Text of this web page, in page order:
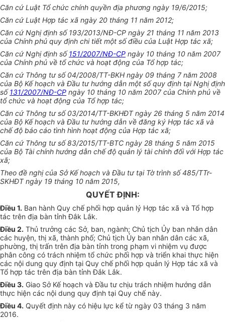
Căn cứ Luật Tổ chức chính quyền địa phương ngày 19/6/2015;
Căn cứLuật Hợp tác xã ngày 20 tháng 11 năm 2012;
Căn cứ Nghị định số193/2013/NĐ-CP ngày 21 tháng 11 năm 2013
của Chính phủ quy định chi tiết một số điều của L uật Hợp tác xã;
Căn cứNghị định số151/2007/NĐ-CP ngày 10 tháng 10 năm 2007
của Chính phủ về tổchức và hoạt động của Tổhợp tác;
Căn cứThông tư số 04/2008/TT-BKH ngày 09 tháng 7 năm 2008
của Bộ Kếhoạch và Đầu tư hướng dẫn một số quy định tại Nghịđịnh
số131/2007/NĐ-CP ngày 10 tháng 10 năm 2007 của Chính phủ về
tổchức và hoạt động của Tổ hợp tác;
Căn cứThông tư số03/2014/TT-BKHĐT ngày 26 tháng 5 năm 2014
của Bộ Kếhoạch và Đầu tư hướng dẫn về đăng ký Hợp tác xã và
chếđộ báo cáo tình hình hoạt động của Hợp tác xã;
Căn cứ Thông tưsố83/2015/TT-BTC ngày 28 tháng 5 năm 2015
của Bộ Tài chính hướng dẫn chếđộ quản lý tài chính đối vớiHợp tác
xã;
Theo đề nghị của SởKếhoạch và Đầu tư tạiTờtrình số485/TTr-
SKHĐT ngày 19 tháng 10 năm 2015,
QUYẾT ĐỊNH:
Điều 1. Ban hành Quy chế phối hợp quản lý Hợp tác xã và Tổ hợp
tác trên địa bàn tỉnh Đắk Lắk.
Điều 2. Thủ trưởng các Sở, ban, ngành; Chủ tịch Ủy ban nhân dân
các huyện, thị xã, thành phố; Chủ tịch Ủy ban nhân dân các xã,
phường, thị trấn trên địa bàn tỉnh trong phạm vi nhiệm vụ được
phân công có trách nhiệm tổ chức phối hợp và triển khai thực hiện
các nội dung quy định tại Quy chế phối hợp quản lý Hợp tác xã và
Tổ hợp tác trên địa bàn tỉnh Đắk Lắk.
Điều 3. Giao Sở Kế hoạch và Đầu tư chịu trách nhiệm hướng dẫn
thực hiện các nội dung quy định tại Quy chế này.
Điều 4. Quyết định này có hiệu lực kể từ ngày 03 tháng 3 năm
2016.